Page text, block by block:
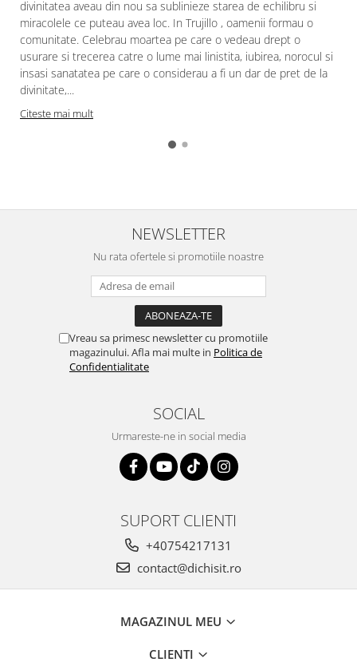
divinitatea aveau din nou sa sublinieze starea de echilibru si
miracolele ce puteau avea loc. In Trujillo , oamenii formau o
comunitate. Celebrau moartea pe care o vedeau drept o
usurare si trecerea catre o lume mai linistita, iubirea, norocul si
insasi sanatatea pe care o considerau a fi un dar de pret de la
divinitate,...
Citeste mai mult
NEWSLETTER
Nu rata ofertele si promotiile noastre
Vreau sa primesc newsletter cu promotiile
magazinului. Afla mai multe in Politica de
Confidentialitate
SOCIAL
Urmareste-ne in social media
SUPORT CLIENTI
+40754217131
contact@dichisit.ro
MAGAZINUL MEU
CLIENTI